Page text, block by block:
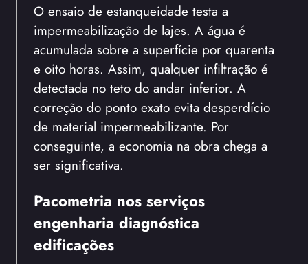
O ensaio de estanqueidade testa a
impermeabilização de lajes. A água é
acumulada sobre a superfície por quarenta
e oito horas. Assim, qualquer infiltração é
detectada no teto do andar inferior. A
correção do ponto exato evita desperdício
de material impermeabilizante. Por
conseguinte, a economia na obra chega a
ser significativa.
Pacometria nos serviços
engenharia diagnóstica
edificações